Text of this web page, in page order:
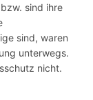
sind ihre
sind, waren
unterwegs.
nicht.